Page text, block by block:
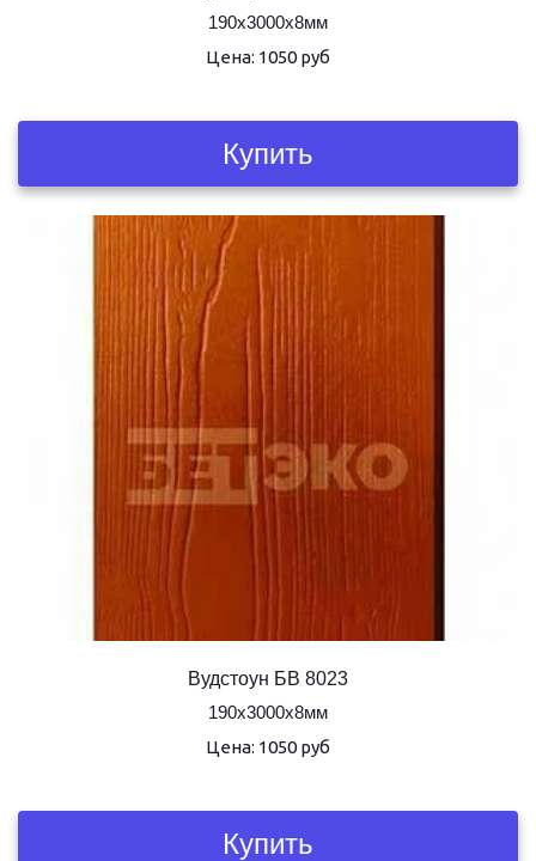
190х3000х8мм
Цена: 1050 руб
Купить
Вудстоун БВ 8023
190х3000х8мм
Цена: 1050 руб
Купить